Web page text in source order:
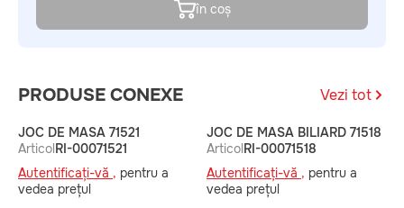
în coș
PRODUSE CONEXE Vezi tot
JOC DE MASA 71521
ArticolRI-00071521
Autentificați-vă , pentru a
vedea prețul
JOC DE MASA BILIARD 71518
ArticolRI-00071518
Autentificați-vă , pentru a
vedea prețul